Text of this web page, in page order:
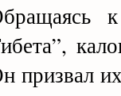
призвал